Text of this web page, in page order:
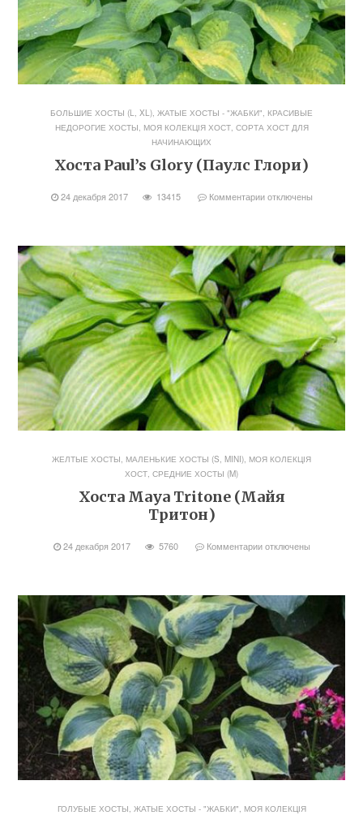
БОЛЬШИЕ ХОСТЫ (L, XL), ЖАТЫЕ ХОСТЫ - "ЖАБКИ", КРАСИВЫЕ
НЕДОРОГИЕ ХОСТЫ, МОЯ КОЛЕКЦІЯ ХОСТ, СОРТА ХОСТ ДЛЯ
НАЧИНАЮЩИХ
Хоста Paul’s Glory (Паулс Глори)
24 декабря 2017 13415 Комментарииотключены
ЖЕЛТЫЕ ХОСТЫ, МАЛЕНЬКИЕ ХОСТЫ (S, MINI), МОЯ КОЛЕКЦІЯ
ХОСТ, СРЕДНИЕ ХОСТЫ (M)
Хоста Maya Tritone (Майя
Тритон)
24 декабря 2017 5760 Комментарииотключены
ГОЛУБЫЕ ХОСТЫ ЖАТЫЕ ХОСТЫ - "ЖАБКИ" МОЯ КОЛЕКЦІЯ